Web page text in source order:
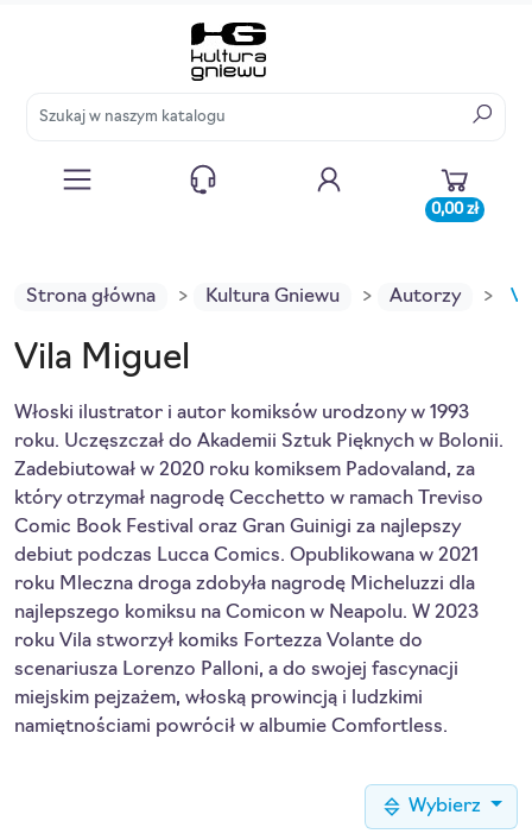
0,00 zł
Strona główna Kultura Gniewu Autorzy
Vila Miguel
Włoski ilustrator i autor komiksów urodzony w 1993
roku. Uczęszczał do Akademii Sztuk Pięknych w Bolonii.
Zadebiutował w 2020 roku komiksem Padovaland, za
który otrzymał nagrodę Cecchetto w ramach Treviso
Comic Book Festival oraz Gran Guinigi za najlepszy
debiut podczas Lucca Comics. Opublikowana w 2021
roku Mleczna droga zdobyła nagrodę Micheluzzi dla
najlepszego komiksu na Comicon w Neapolu. W 2023
roku Vila stworzył komiks Fortezza Volante do
scenariusza Lorenzo Palloni, a do swojej fascynacji
miejskim pejzażem, włoską prowincją i ludzkimi
namiętnościami powrócił w albumie Comfortless.
Wybierz